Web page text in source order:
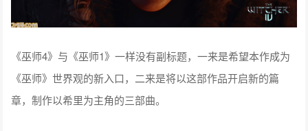
《巫师4》与《巫师1》一样没有副标题，一来是希望本作成为
《巫师》世界观的新入口，二来是将以这部作品开启新的篇
章，制作以希里为主角的三部曲。